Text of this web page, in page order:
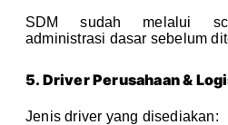
SDM sudah melalui
administrasi dasar sebelum
5. Driver Perusahaan &
Jenis driver yang disediakan: